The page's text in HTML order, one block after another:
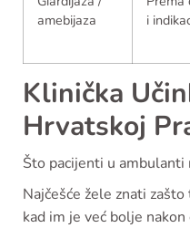
amebijaza
i
Klinička
Hrvatskoj
Što pacijenti u ambulanti
Najčešće žele znati
kad im je već bolje